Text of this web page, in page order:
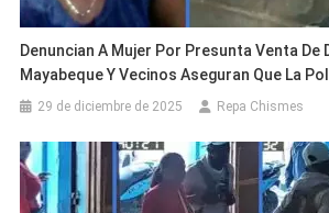
Denuncian A Mujer Por Presunta Venta De
Mayabeque Y Vecinos Aseguran Que La
29 de diciembre de 2025 Repa Chismes